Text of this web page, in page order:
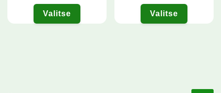
Valitse Valitse